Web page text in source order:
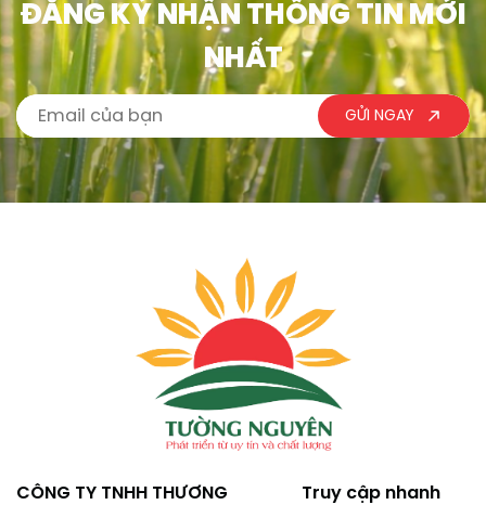
ĐĂNG KÝ NHẬN THÔNG TIN MỚI
NHẤT
GỬI NGAY
CÔNG TY TNHH THƯƠNG
Truy cập nhanh